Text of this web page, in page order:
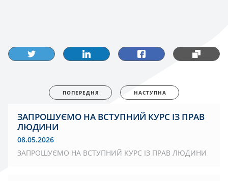
ПОПЕРЕДНЯ НАСТУПНА
ЗАПРОШУЄМО НА ВСТУПНИЙ КУРС ІЗ ПРАВ
ЛЮДИНИ
08.05.2026
ЗАПРОШУЄМО НА ВСТУПНИЙ КУРС ІЗ ПРАВ ЛЮДИНИ